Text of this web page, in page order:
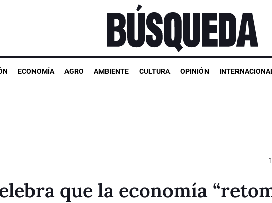
ECONOMÍA AGRO AMBIENTE CULTURA OPINIÓN
que la economía